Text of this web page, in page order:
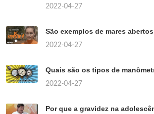
2022-04-27
São exemplos de mares
2022-04-27
Quais são os tipos de
2022-04-27
Por que a gravidez na